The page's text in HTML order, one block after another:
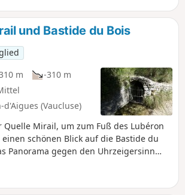
und Bastide du Bois
m
-310 m
(Vaucluse)
Quelle Mirail, um zum Fuß des Lubéron
schönen Blick auf die Bastide du
Panorama gegen den Uhrzeigersinn
Pertuis. - die Bergkette Étoile und dann